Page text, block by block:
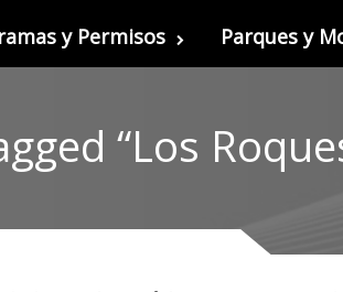
y Permisos Parques y
“Los